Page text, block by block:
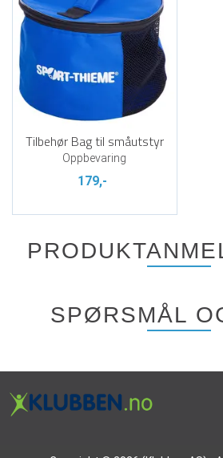
Tilbehør Bag til småutstyr
Oppbevaring
179,-
SPØRSMÅL